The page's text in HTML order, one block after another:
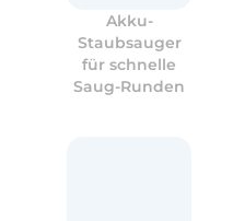
Akku-
Staubsauger
für schnelle
Saug-Runden